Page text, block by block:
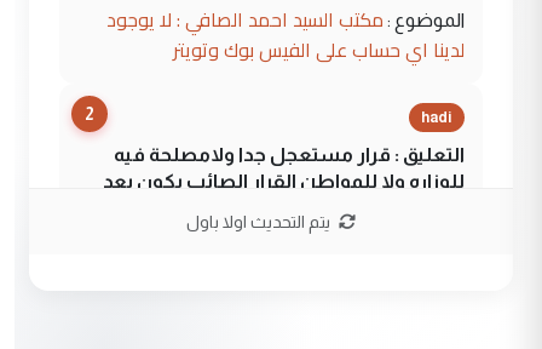
الموضوع : مكتب السيد احمد الصافي : لا يوجود
لدينا اي حساب على الفيس بوك وتويتر
2 hadi
التعليق : قرار مستعجل جدا ولامصلحة فيه
للوزاره ولا للمواطن القرار الصائب يكون بعد
الاستماع للمدير ومغرفة ...
يتم التحديث اولا باول